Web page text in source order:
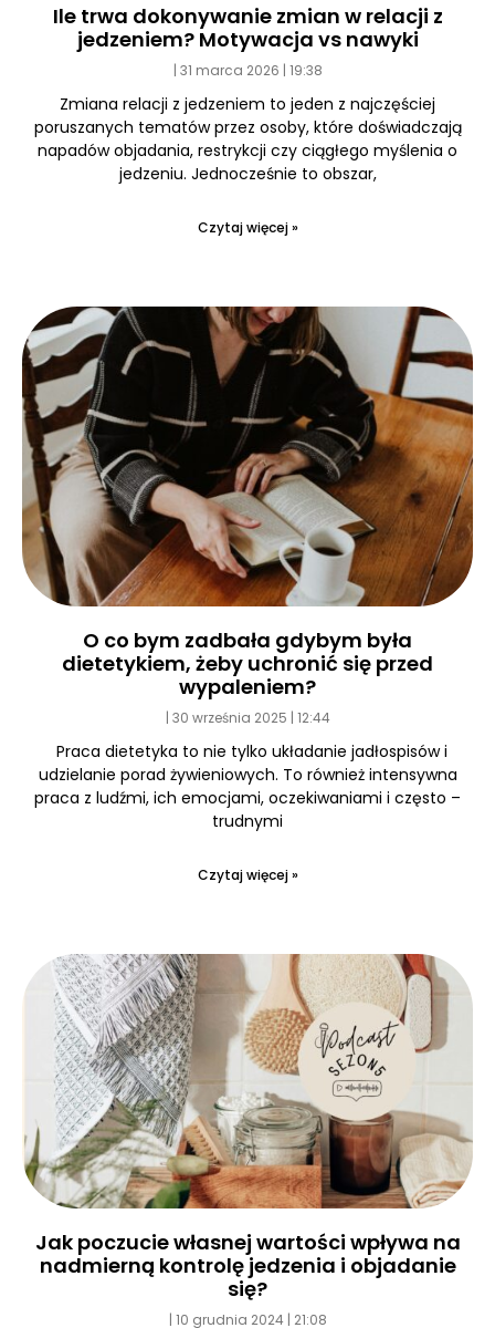
Ile trwa dokonywanie zmian w relacji z
jedzeniem? Motywacja vs nawyki
31 marca 2026 19:38
Zmiana relacji z jedzeniem to jeden z najczęściej
poruszanych tematów przez osoby, które doświadczają
napadów objadania, restrykcji czy ciągłego myślenia o
jedzeniu. Jednocześnie to obszar,
Czytaj więcej »
O co bym zadbała gdybym była
dietetykiem, żeby uchronić się przed
wypaleniem?
30 września 2025 12:44
Praca dietetyka to nie tylko układanie jadłospisów i
udzielanie porad żywieniowych. To również intensywna
praca z ludźmi, ich emocjami, oczekiwaniami i często –
trudnymi
Czytaj więcej »
Jak poczucie własnej wartości wpływa na
nadmierną kontrolę jedzenia i objadanie
się?
10 grudnia 2024 21:08